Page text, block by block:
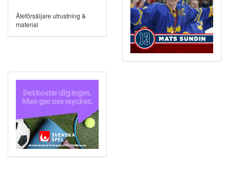
Åteförsäljare utrustning &
material